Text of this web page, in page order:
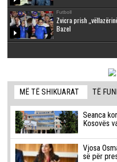
Futboll
Zvicra prish
Bazel
MË TË SHIKUARAT TË
Seanca
Kosovës
Vjosa
së për